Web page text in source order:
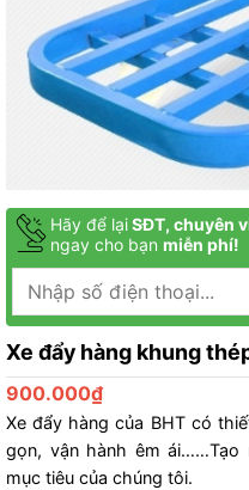
Hãy để lạiSĐT, chuyên
ngay cho bạn miễn phí!
Xe đẩy hàng khung
900.000₫
Xe đẩy hàng của BHT có
gọn, vận hành êm ái……Tạo
mục tiêu của chúng tôi.